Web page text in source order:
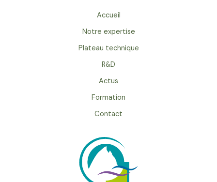
Accueil
Notre expertise
Plateau technique
R&D
Actus
Formation
Contact